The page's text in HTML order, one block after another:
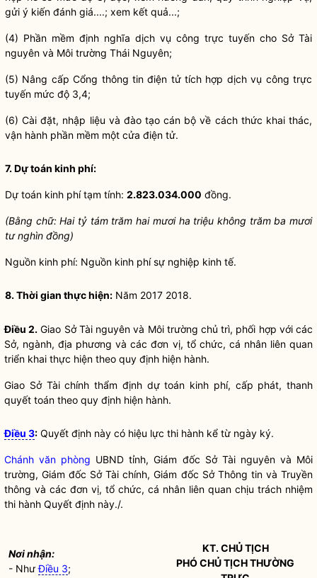
gửi ý kiến đánh giá....; xem kết quả...;
(4) Phần mềm định nghĩa dịch vụ công trực tuyến cho Sở Tài
nguyên và Môi trường Thái Nguyên;
(5) Nâng cấp Cổng thông tin điện tử tích hợp dịch vụ công trực
tuyến mức độ 3,4;
(6) Cài đặt, nhập liệu và đào tạo cán bộ về cách thức khai thác,
vận hành phần mềm một cửa điện tử.
7. Dự toán kinh phí:
Dự toán kinh phí tạm tính: 2.823.034.000 đồng.
(Bằng chữ: Hai tỷ tám trăm hai mươi ha triệu không trăm ba mươi
tư nghìn đồng)
Nguồn kinh phí: Nguồn kinh phí sự nghiệp kinh tế.
8. Thời gian thực hiện: Năm 2017 2018.
Điều 2. Giao Sở Tài nguyên và Môi trường chủ trì, phối hợp với các
Sở, ngành, địa phương và các đơn vị, tổ chức, cá nhân liên quan
triển khai thực hiện theo quy định hiện hành.
Giao Sở Tài chính thẩm định dự toán kinh phí, cấp phát, thanh
quyết toán theo quy định hiện hành.
Điều 3: Quyết định này có hiệu lực thi hành kể từ ngày ký.
Chánh văn phòng UBND tỉnh, Giám đốc Sở Tài nguyên và Môi
trường, Giám đốc Sở Tài chính, Giám đốc Sở Thông tin và Truyền
thông và các đơn vị, tổ chức, cá nhân liên quan chịu trách nhiệm
thi hành Quyết định này./.
Nơi nhận:
- NhưĐiều 3;
KT. CHỦ TỊCH
PHÓ CHỦ TỊCH THƯỜNG